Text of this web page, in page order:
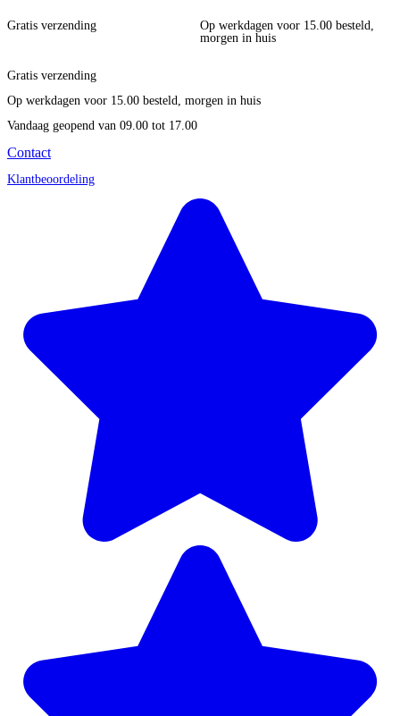
Gratis verzending
Op werkdagen voor 15.00 besteld,
morgen in huis
Gratis verzending
Op werkdagen voor 15.00 besteld, morgen in huis
Vandaag geopend van 09.00 tot 17.00
Contact
Klantbeoordeling